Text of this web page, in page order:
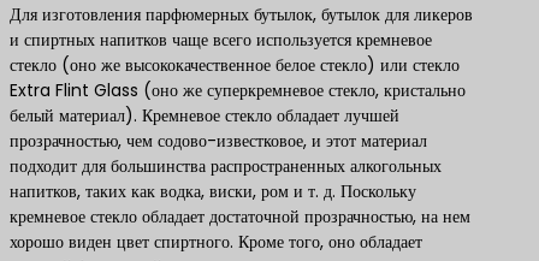
Для изготовления парфюмерных бутылок, бутылок для ликеров
и спиртных напитков чаще всего используется кремневое
стекло (оно же высококачественное белое стекло) или стекло
Extra Flint Glass (оно же суперкремневое стекло, кристально
белый материал). Кремневое стекло обладает лучшей
прозрачностью, чем содово-известковое, и этот материал
подходит для большинства распространенных алкогольных
напитков, таких как водка, виски, ром и т. д. Поскольку
кремневое стекло обладает достаточной прозрачностью, на нем
хорошо виден цвет спиртного. Кроме того, оно обладает